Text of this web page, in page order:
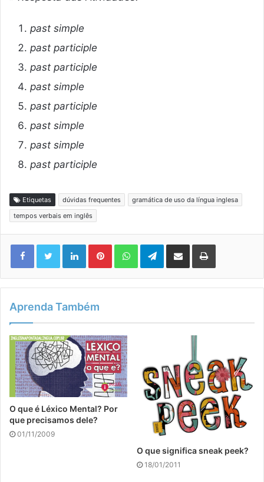
past simple
past participle
past participle
past simple
past participle
past simple
past simple
past participle
Etiquetas dúvidas frequentes
gramática de uso da língua inglesa
tempos verbais em inglês
LinkedinPinterestWhatsAppTelegram
Compartilhar via e-mail Imprimir
Aprenda Também
O que é Léxico Mental? Por
que precisamos dele?
01/11/2009
O que significa sneak peek?
18/01/2011